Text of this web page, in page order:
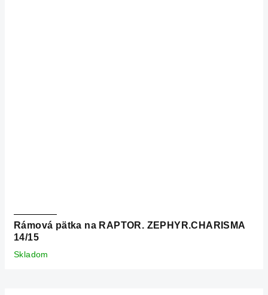
Rámová pätka na RAPTOR. ZEPHYR.CHARISMA
14/15
Skladom